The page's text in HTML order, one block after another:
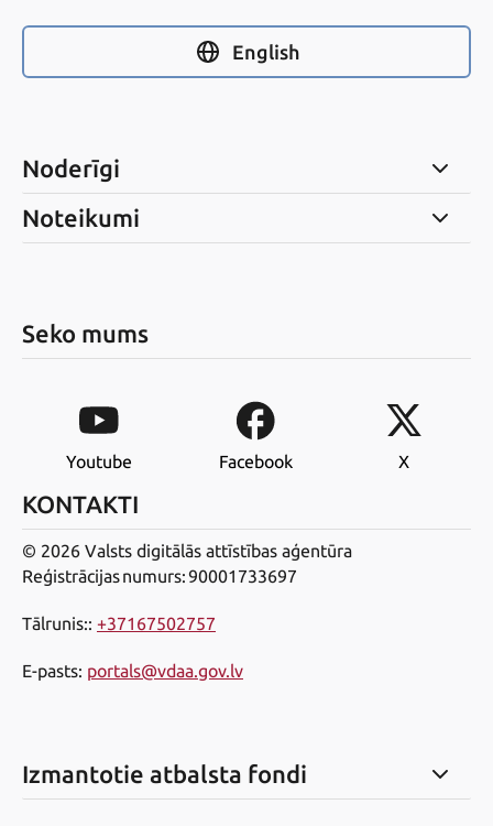
English
Noderīgi
Noteikumi
Seko mums
Youtube Facebook X
KONTAKTI
© 2026 Valsts digitālās attīstības aģentūra
Reģistrācijas numurs: 90001733697
Tālrunis:: +37167502757
E-pasts: portals@vdaa.gov.lv
Izmantotie atbalsta fondi